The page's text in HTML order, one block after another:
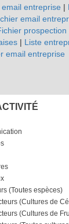
email entreprise |
email
| Liste
email entreprise
(Toutes espèces)
(Cultures de
(Cultures de